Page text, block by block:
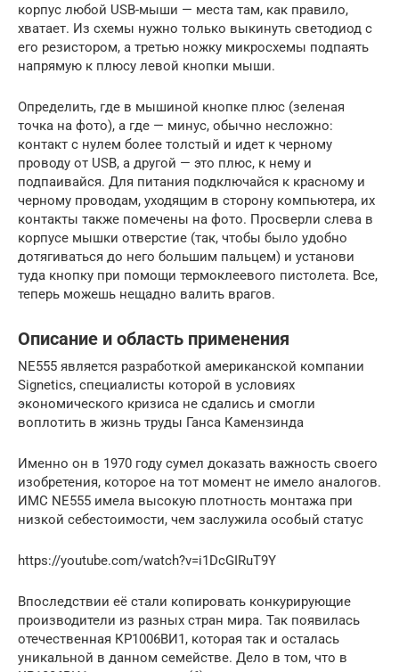
корпус любой USB-мыши — места там, как правило,
хватает. Из схемы нужно только выкинуть светодиод с
его резистором, а третью ножку микросхемы подпаять
напрямую к плюсу левой кнопки мыши.
Определить, где в мышиной кнопке плюс (зеленая
точка на фото), а где — минус, обычно несложно:
контакт с нулем более толстый и идет к черному
проводу от USB, а другой — это плюс, к нему и
подпаивайся. Для питания подключайся к красному и
черному проводам, уходящим в сторону компьютера, их
контакты также помечены на фото. Просверли слева в
корпусе мышки отверстие (так, чтобы было удобно
дотягиваться до него большим пальцем) и установи
туда кнопку при помощи термоклеевого пистолета. Все,
теперь можешь нещадно валить врагов.
Описание и область применения
NE555 является разработкой американской компании
Signetics, специалисты которой в условиях
экономического кризиса не сдались и смогли
воплотить в жизнь труды Ганса Камензинда
Именно он в 1970 году сумел доказать важность своего
изобретения, которое на тот момент не имело аналогов.
ИМС NE555 имела высокую плотность монтажа при
низкой себестоимости, чем заслужила особый статус
https://youtube.com/watch?v=i1DcGIRuT9Y
Впоследствии её стали копировать конкурирующие
производители из разных стран мира. Так появилась
отечественная КР1006ВИ1, которая так и осталась
уникальной в данном семействе. Дело в том, что в